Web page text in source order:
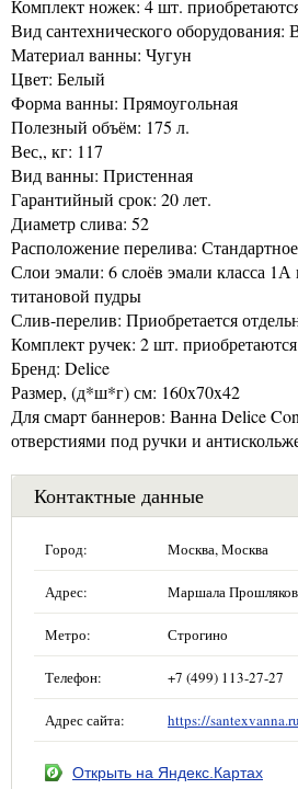
Комплект ножек: 4 шт.
Вид сантехнического оборудования:
Материал ванны: Чугун
Цвет: Белый
Форма ванны: Прямоугольная
Полезный объём: 175 л.
Вес,, кг: 117
Вид ванны: Пристенная
Гарантийный срок: 20 лет.
Диаметр слива: 52
Расположение перелива: Стандартное
Слои эмали: 6 слоёв эмали класса
титановой пудры
Слив-перелив: Приобретается
Комплект ручек: 2 шт.
Бренд: Delice
Размер, (д*ш*г) см: 160x70x42
Для смарт баннеров: Ванна Delice
отверстиями под ручки и
Контактные данные
Город: Москва, Москва
Адрес: Маршала
Метро: Строгино
Телефон: +7 (499) 113-27-27
Адрес сайта: https://
Открыть на Яндекс.Картах